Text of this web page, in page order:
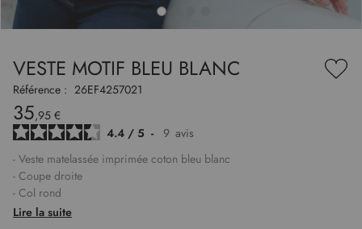
VESTE MOTIF BLEU BLANC
à
Référence : 26EF4257021
35,95 €
4.4 / 5 - 9 avis
- Veste matelassée imprimée coton bleu blanc
- Coupe droite
- Col rond
- Manches longues
Lire la suite